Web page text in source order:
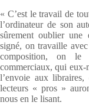
« C’est le travail de
l’ordinateur de son
sûrement oublier
signé, on travaille
composition, on
commerciaux, qui eux-
l’envoie aux
lecteurs « pros »
nous en le lisant.